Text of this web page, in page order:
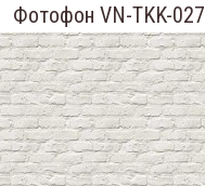
Фотофон VN-TKK-027